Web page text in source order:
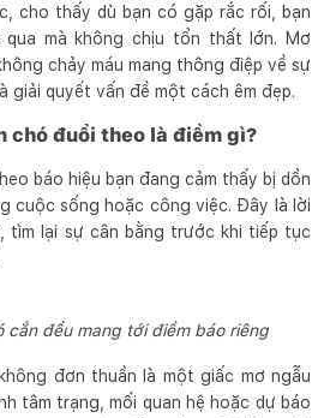
cho thấy dù bạn có gặp rắc rối, bạn
mà không chịu tổn thất lớn. Mơ
chảy máu mang thông điệp về sự
giải quyết vấn đề một cách êm đẹp.
chó đuổi theo là điềm gì?
báo hiệu bạn đang cảm thấy bị dồn
cuộc sống hoặc công việc. Đây là lời
tìm lại sự cân bằng trước khi tiếp tục
cắn đều mang tới điềm báo riêng
đơn thuần là một giấc mơ ngẫu
tâm trạng, mối quan hệ hoặc dự báo